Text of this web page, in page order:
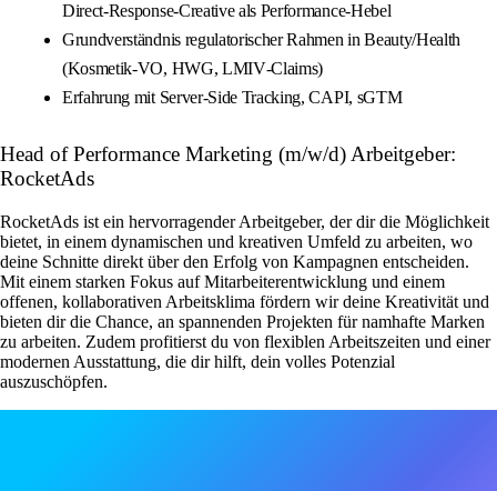
Direct‑Response‑Creative als Performance‑Hebel
Grundverständnis regulatorischer Rahmen in Beauty/Health
(Kosmetik‑VO, HWG, LMIV‑Claims)
Erfahrung mit Server‑Side Tracking, CAPI, sGTM
Head of Performance Marketing (m/w/d) Arbeitgeber:
RocketAds
RocketAds ist ein hervorragender Arbeitgeber, der dir die Möglichkeit
bietet, in einem dynamischen und kreativen Umfeld zu arbeiten, wo
deine Schnitte direkt über den Erfolg von Kampagnen entscheiden.
Mit einem starken Fokus auf Mitarbeiterentwicklung und einem
offenen, kollaborativen Arbeitsklima fördern wir deine Kreativität und
bieten dir die Chance, an spannenden Projekten für namhafte Marken
zu arbeiten. Zudem profitierst du von flexiblen Arbeitszeiten und einer
modernen Ausstattung, die dir hilft, dein volles Potenzial
auszuschöpfen.